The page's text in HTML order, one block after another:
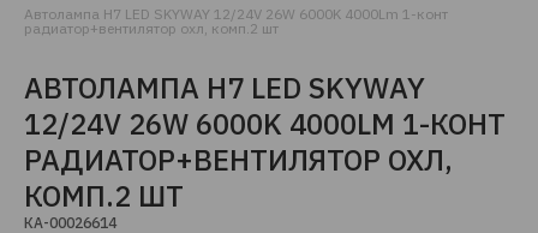
Автолампа H7 LED SKYWAY 12/24V 26W 6000K 4000Lm 1-конт
радиатор+вентилятор охл, комп.2 шт
АВТОЛАМПА H7 LED SKYWAY
12/24V 26W 6000K 4000LM 1-КОНТ
РАДИАТОР+ВЕНТИЛЯТОР ОХЛ,
КОМП.2 ШТ
КА-00026614